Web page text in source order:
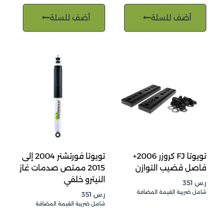
أضف للسلة أضف للسلة
تويوتا FJ كروزر 2006+
فاصل قضيب التوازن
ر.س
شامل ضريبة القيمة المضافة
تويوتا فورتشنر 2004 إلى
2015 ممتص صدمات غاز
النيترو خلفي
ر.س
شامل ضريبة القيمة المضافة